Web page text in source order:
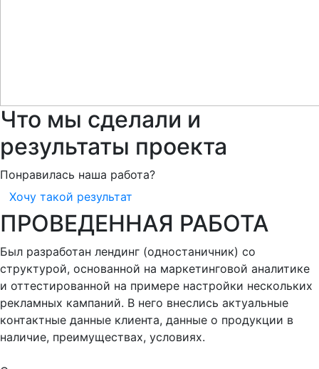
Что мы сделали и
результаты проекта
Понравилась наша работа?
Хочу такой результат
ПРОВЕДЕННАЯ РАБОТА
Был разработан лендинг (одностаничник) со
структурой, основанной на маркетинговой аналитике
и оттестированной на примере настройки нескольких
рекламных кампаний. В него внеслись актуальные
контактные данные клиента, данные о продукции в
наличие, преимуществах, условиях.